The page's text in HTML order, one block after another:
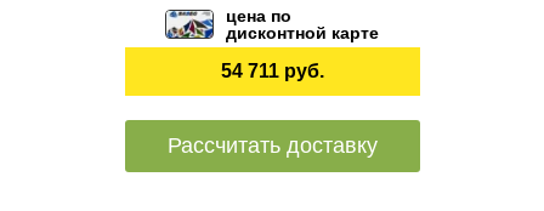
цена по
дисконтной карте
54 711 руб.
Рассчитать доставку